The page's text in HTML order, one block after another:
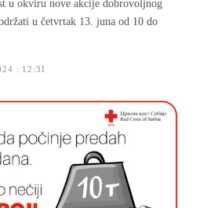
u okviru nove akcije dobrovolјnog
u četvrtak 13. juna od 10 do
: 12:31